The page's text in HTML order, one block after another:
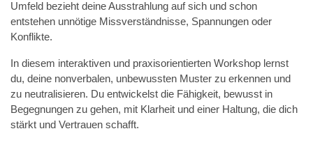
Umfeld bezieht deine Ausstrahlung auf sich und schon
entstehen unnötige Missverständnisse, Spannungen oder
Konflikte.
In diesem interaktiven und praxisorientierten Workshop lernst
du, deine nonverbalen, unbewussten Muster zu erkennen und
zu neutralisieren. Du entwickelst die Fähigkeit, bewusst in
Begegnungen zu gehen, mit Klarheit und einer Haltung, die dich
stärkt und Vertrauen schafft.